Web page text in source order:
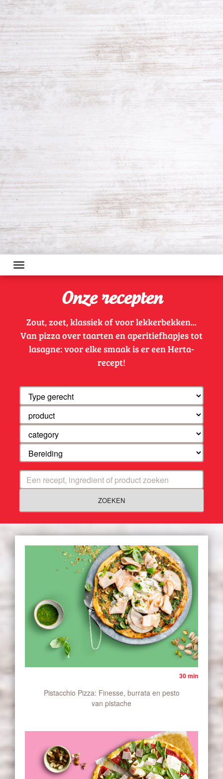
Toggle navigation
Onze recepten
Zout, zoet, klassiek of voor lekkerbekken...
Van pizza over taarten en aperitiefhapjes tot
lasagne: voor elke smaak is er een Herta-
recept!
ZOEKEN
30 min
Pistacchio Pizza: Finesse, burrata en pesto
van pistache